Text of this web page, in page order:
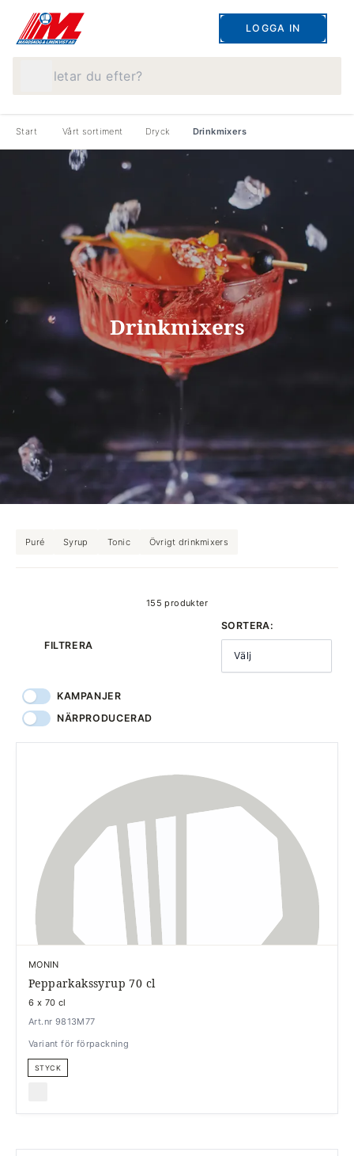
LOGGA IN
Start Vårt sortiment Dryck Drinkmixers
Drinkmixers
Puré Syrup Tonic Övrigt drinkmixers
155 produkter
FILTRERA
SORTERA:
Välj
KAMPANJER
NÄRPRODUCERAD
MONIN
Pepparkakssyrup 70 cl
6 x 70 cl
Art.nr 9813M77
Variant för förpackning
STYCK